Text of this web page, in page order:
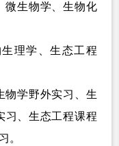
微生物学、生物化
理学、生态工程
物学野外实习、生
习、生态工程课程
。